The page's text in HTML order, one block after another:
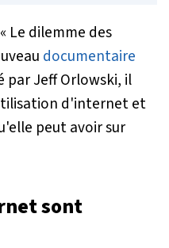
Le dilemme des
documentaire
par Jeff Orlowski, il
d'internet et
peut avoir sur
sont